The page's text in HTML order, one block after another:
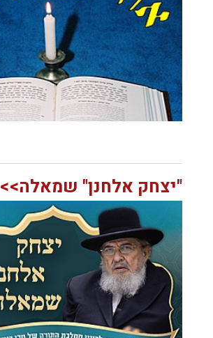
"יצחק אלחנן" שמאלה>>